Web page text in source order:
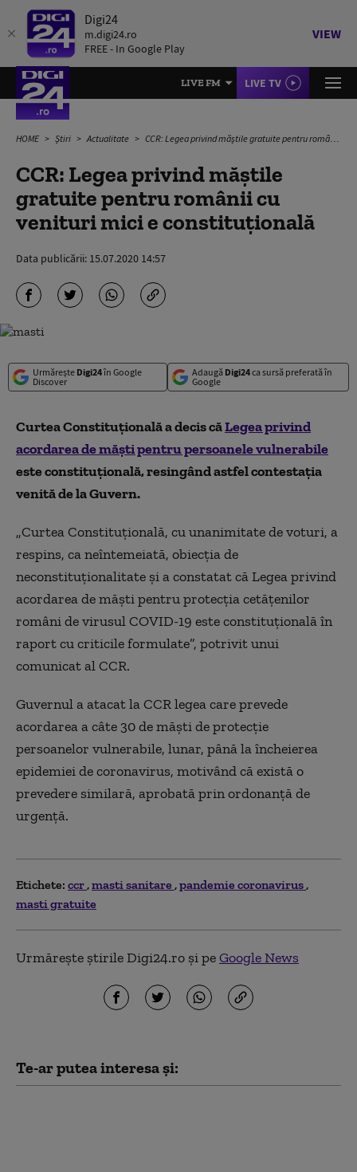
Digi24
m.digi24.ro
FREE - In Google Play
VIEW
LIVE FM LIVE TV
HOME Știri Actualitate CCR: Legea privind măștile gratuite pentru românii cu venituri mici e constituțională
CCR: Legea privind măștile
gratuite pentru românii cu
venituri mici e constituțională
Data publicării: 15.07.2020 14:57
Urmărește Digi24în Google
Discover
Adaugă Digi24ca sursă preferată în
Google
Curtea Constituțională a decis căLegea privind
acordarea de măşti pentru persoanele vulnerabile
este constituțională, resingând astfel contestația
venită de la Guvern.
„Curtea Constituțională, cu unanimitate de voturi, a
respins, ca neîntemeiată, obiecția de
neconstituționalitate și a constatat că Legea privind
acordarea de măşti pentru protecţia cetăţenilor
români de virusul COVID-19 este constituțională în
raport cu criticile formulate”, potrivit unui
comunicat al CCR.
Guvernul a atacat la CCR legea care prevede
acordarea a câte 30 de măști de protecție
persoanelor vulnerabile, lunar, până la încheierea
epidemiei de coronavirus, motivând că existăo
prevedere similară, aprobată prinordonanță de
urgență.
Etichete: ccr masti sanitare pandemie coronavirus
masti gratuite
Urmărește știrile Digi24.ro și peGoogle News
Te-ar putea interesa și: